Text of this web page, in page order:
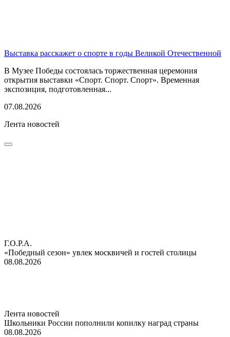
Выставка расскажет о спорте в годы Великой Отечественной
В Музее Победы состоялась торжественная церемония
открытия выставки «Спорт. Спорт. Спорт». Временная
экспозиция, подготовленная...
07.08.2026
Лента новостей
Г.О.Р.А.
«Победный сезон» увлек москвичей и гостей столицы
08.08.2026
Лента новостей
Школьники России пополнили копилку наград страны
08.08.2026